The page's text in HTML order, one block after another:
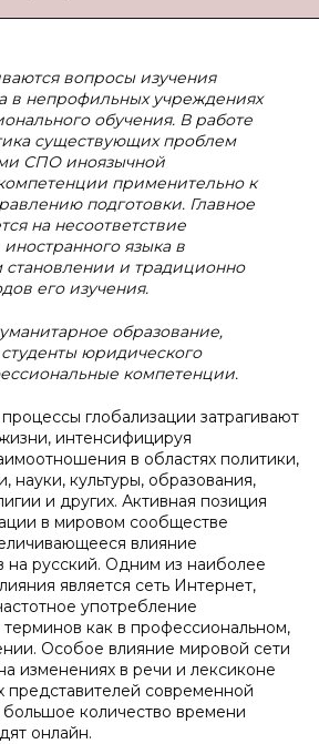
вопросы изучения
в непрофильных учреждениях
обучения. В работе
существующих проблем
СПО иноязычной
применительно к
подготовки. Главное
на несоответствие
языка в
и традиционно
его изучения.
образование,
юридического
компетенции.
глобализации затрагивают
интенсифицируя
в областях политики,
науки, культуры, образования,
и других. Активная позиция
в мировом сообществе
влияние
на русский. Одним из наиболее
является сеть Интернет,
употребление
как в профессиональном,
Особое влияние мировой сети
изменениях в речи и лексиконе
представителей современной
количество времени
онлайн.